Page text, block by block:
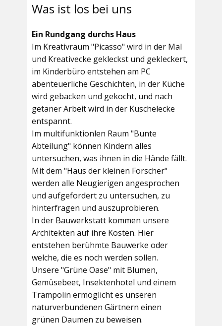
Was ist los bei uns
Ein Rundgang durchs Haus
Im Kreativraum "Picasso" wird in der Mal
und Kreativecke gekleckst und gekleckert,
im Kinderbüro entstehen am PC
abenteuerliche Geschichten, in der Küche
wird gebacken und gekocht, und nach
getaner Arbeit wird in der Kuschelecke
entspannt.
Im multifunktionlen Raum "Bunte
Abteilung" können Kindern alles
untersuchen, was ihnen in die Hände fällt.
Mit dem "Haus der kleinen Forscher"
werden alle Neugierigen angesprochen
und aufgefordert zu untersuchen, zu
hinterfragen und auszuprobieren.
In der Bauwerkstatt kommen unsere
Architekten auf ihre Kosten. Hier
entstehen berühmte Bauwerke oder
welche, die es noch werden sollen.
Unsere "Grüne Oase" mit Blumen,
Gemüsebeet, Insektenhotel und einem
Trampolin ermöglicht es unseren
naturverbundenen Gärtnern einen
grünen Daumen zu beweisen.